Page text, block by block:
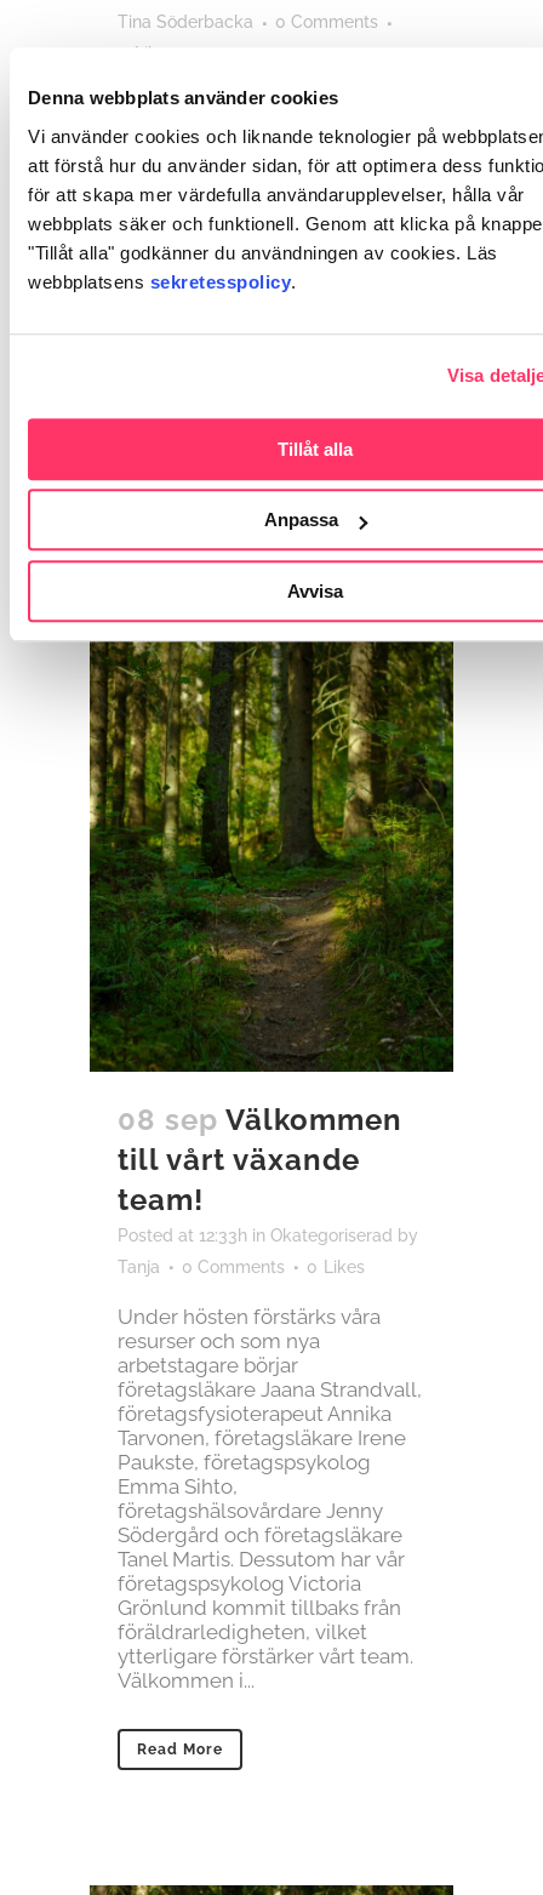
Denna webbplats använder cookies
Vi använder cookies och liknande teknologier på
att förstå hur du använder sidan, för att optimera dess
för att skapa mer värdefulla användarupplevelser, hålla vår
webbplats säker och funktionell. Genom att klicka på
"Tillåt alla" godkänner du användningen av cookies. Läs
webbplatsens sekretesspolicy.
Visa
Tillåt alla
Anpassa
Avvisa
Tina Söderbacka
0 Comments
Likes
Vi är den största
verksamhetsenheten inom
företagshälsovården i
Österbotten och då vår
verksamhet ytterligare växer
söker vi förstärkning till vårt
team. Bekanta dig med de
lediganslagna uppgifterna:
https://www.vaasanaluetyoterveys.fi/sv/
08 sep Välkommen
till vårt växande
team!
Posted at 12:33h in Okategoriserad by
Tanja
0 Comments 0 Likes
Under hösten förstärks våra
resurser och som nya
arbetstagare börjar
företagsläkare Jaana Strandvall,
företagsfysioterapeut Annika
Tarvonen, företagsläkare Irene
Paukste, företagspsykolog
Emma Sihto,
företagshälsovårdare Jenny
Södergård och företagsläkare
Tanel Martis. Dessutom har vår
företagspsykolog Victoria
Grönlund kommit tillbaks från
föräldrarledigheten, vilket
ytterligare förstärker vårt team.
Välkommen i...
Read More